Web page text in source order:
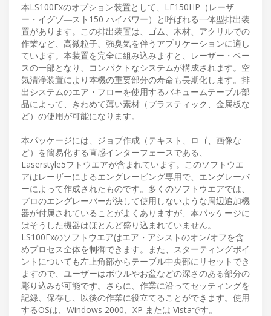
本LS100Exのオプション装置として、LE150HP（レーザ
ー・イグゾ―スト150 ハイパワー）と呼ばれる一体型排出装
置があります。この排出装置は、ゴム、木材、アクリルでの
作業など、高微粒子、強臭気を伴うアプリケーションに適し
ています。本装置を完全に組み込みますと、レーザー・ベー
スの一部となり、コンパクトなシステムが構成されます。空
気清浄装置により本機の重要部分の寿命も長期化します。排
出システムのエア・フローを使用するバキュームテーブル部
品によって、きわめて薄い素材（プラスティック、金属板な
ど）の使用が可能になります。
本パッケージには、ジョブ作成（テキスト、ロゴ、画像な
ど）を簡易化する直感インターフェースである、
Laserstyle5フトウエアが含まれています。このソフトウエ
アはレーザーによるエングレービング専用で、エングレーバ
ーによって作成されたものです。多くのソフトウエアでは、
プロのエングレーバーが決して使用しないような周辺追加機
器が付属されていることがよくありますが、本パッケージに
はそうした機器はほとんど盛り込まれていません。
LS100Exのソフトウエアはエア・アシストのオン/オフを含
めプロセス全体を制御できます。また、スターティングポイ
ントについても左上角部からテーブル中央部にリセットでき
ますので、ユーザーはボウルやお盆などの深さのある部分の
彫り込みが可能です。さらに、作業に沿ってセッティングを
記録、保存し、以後の作業に役立てることができます。使用
するOSは、Windows 2000、XP または Vistaです。